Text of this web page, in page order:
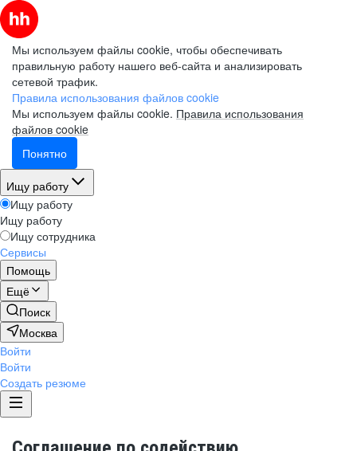
Мы используем файлы cookie, чтобы обеспечивать
правильную работу нашего веб-сайта и анализировать
сетевой трафик.
Правила использования файлов cookie
Мы используем файлы cookie. Правила использования
файлов cookie
Понятно
Ищу работу
Ищу работу
Ищу работу
Ищу сотрудника
Сервисы
Помощь
Ещё
Поиск
Москва
Войти
Войти
Создать резюме